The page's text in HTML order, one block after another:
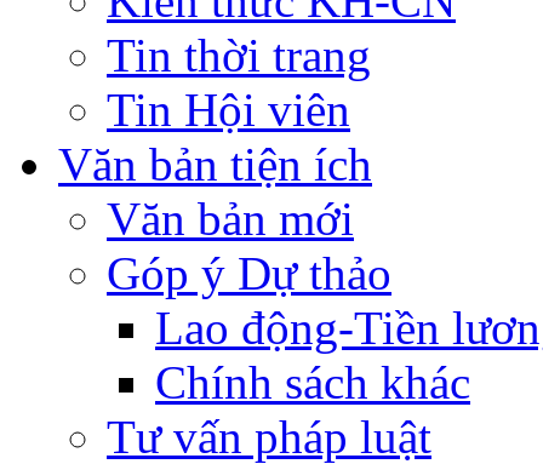
Tin thời trang
Tin Hội viên
Văn bản tiện ích
Văn bản mới
Góp ý Dự thảo
Lao động-Tiền
Chính sách khác
Tư vấn pháp luật